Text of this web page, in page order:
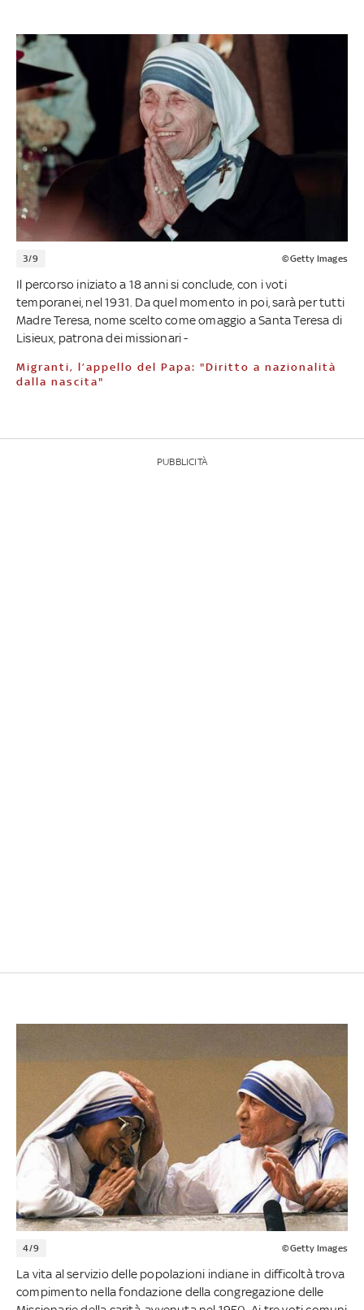
3/9 ©Getty Images
Il percorso iniziato a 18 anni si conclude, con i voti
temporanei, nel 1931. Da quel momento in poi, sarà per tutti
Madre Teresa, nome scelto come omaggio a Santa Teresa di
Lisieux, patrona dei missionari -
Migranti, l’appello del Papa: "Diritto a nazionalità
dalla nascita"
PUBBLICITÀ
4/9 ©Getty Images
La vita al servizio delle popolazioni indiane in difficoltà trova
compimento nella fondazione della congregazione delle